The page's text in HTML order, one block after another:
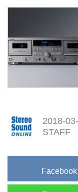
2018-
STAFF
Facebook